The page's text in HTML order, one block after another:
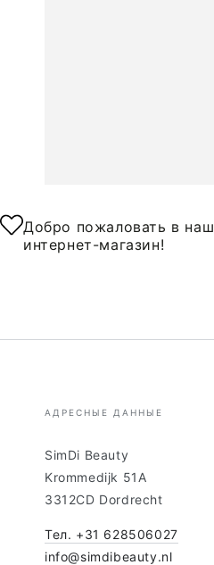
Добро пожаловать в наш
интернет-магазин!
АДРЕСНЫЕ ДАННЫЕ
SimDi Beauty
Krommedijk 51A
3312CD Dordrecht
Тел. +31 628506027
info@simdibeauty.nl